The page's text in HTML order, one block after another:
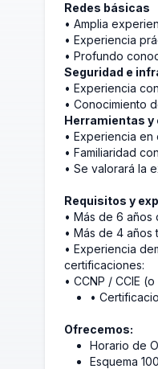
Redes básicas
• Amplia
• Experiencia
• Profundo
Seguridad e
• Experiencia
• Conocimiento
Herramientas y
• Experiencia
• Familiaridad
• Se valorará la
Requisitos y
• Más de 6
• Más de 4 años
• Experiencia
certificaciones:
• CCNP / CCIE
•
Ofrecemos:
Horario de
Esquema